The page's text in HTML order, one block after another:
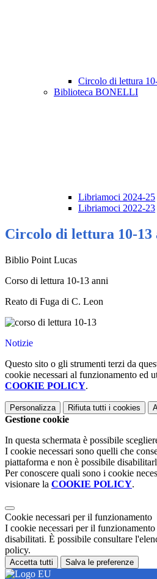
Circolo di lettura
Biblioteca BONELLI
Libriamoci 2024-25
Libriamoci 2022-23
Circolo di lettura 10-13
Biblio Point Lucas
Corso di lettura 10-13 anni
Reato di Fuga di C. Leon
Notizie
Questo sito o gli strumenti terzi da
cookie necessari al funzionamento ed
COOKIE POLICY.
Personalizza Rifiuta tutti i cookies
Gestione cookie
In questa schermata è possibile
I cookie necessari sono quelli che
piattaforma e non è possibile
Per conoscere quali sono i cookie
visionare la COOKIE POLICY.
Cookie necessari per il funzionamento
I cookie necessari per il funzionamento
disabilitati. È possibile consultare
policy.
Accetta tutti Salva le preferenze